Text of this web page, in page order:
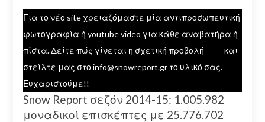
Για το νέο site χρειαζόμαστε μία αντιπροσωπευτική
φωτογραφία ή youtube video για κάθε αναβατήρα ή
πίστα. Δείτε πώς γίνεται η σχετική προβολή
και
στείλτε μας στο info@snowreport.gr το υλικό σας.
Ευχαριστούμε!!
Snow Report σεζόν 2014-15: 1.005.982
μοναδικοί επισκέπτες με 25.776.702